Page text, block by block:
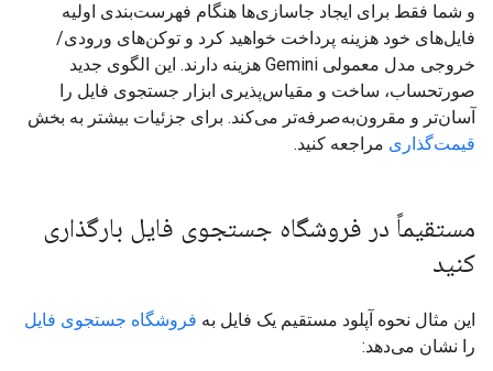
و شما فقط برای ایجاد جاسازی‌ها هنگام فهرست‌بندی اولیه
فایل‌های خود هزینه پرداخت خواهید کرد و توکن‌های ورودی/
خروجی مدل معمولی Gemini هزینه دارند. این الگوی جدید
صورتحساب، ساخت و مقیاس‌پذیری ابزار جستجوی فایل را
آسان‌تر و مقرون‌به‌صرفه‌تر می‌کند. برای جزئیات بیشتر به بخش
قیمت‌گذاری مراجعه کنید.
مستقیماً در فروشگاه جستجوی فایل بارگذاری
کنید
این مثال نحوه آپلود مستقیم یک فایل به فروشگاه جستجوی فایل
را نشان می‌دهد: